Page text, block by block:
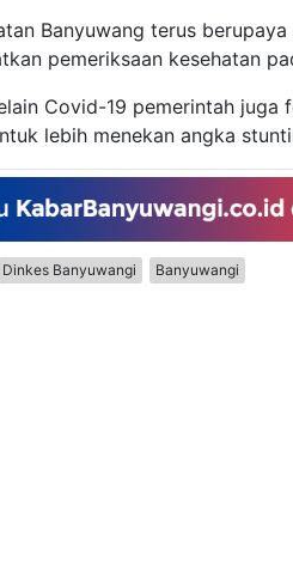
Banyuwang terus
pemeriksaan kesehatan
Covid-19 pemerintah juga
lebih menekan angka
Dinkes Banyuwangi Banyuwangi